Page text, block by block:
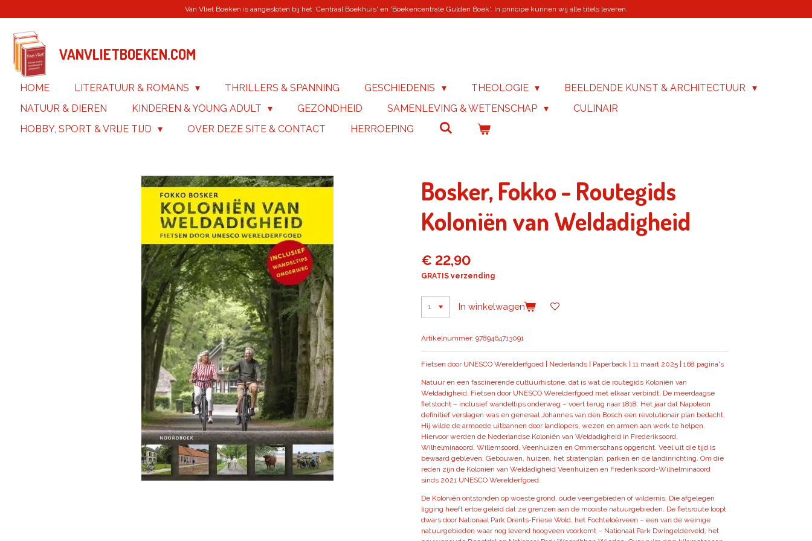
naar
hoofdinhoud
Van Vliet Boeken is aangesloten bij het 'Centraal Boekhuis' en 'Boekencentrale Gulden Boek'. In principe kunnen wij alle titels leveren.
VANVLIETBOEKEN.COM
HOME LITERATUUR & ROMANS THRILLERS & SPANNING GESCHIEDENIS THEOLOGIE
BEELDENDE KUNST & ARCHITECTUUR
NATUUR & DIEREN
KINDEREN & YOUNG ADULT GEZONDHEID SAMENLEVING & WETENSCHAP
CULINAIR
HOBBY, SPORT & VRIJE TIJD
OVER DEZE SITE & CONTACT HERROEPING
Bosker, Fokko - Routegids
Koloniën van Weldadigheid
€ 22,90
GRATIS verzending
In winkelwagen
Artikelnummer: 9789464713091
Fietsen door UNESCO Werelderfgoed | Nederlands | Paperback | 11 maart 2025 | 168 pagina's
Natuur en een fascinerende cultuurhistorie, dat is wat de routegids Koloniën van
Weldadigheid, Fietsen door UNESCO Werelderfgoed met elkaar verbindt. De meerdaagse
fietstocht – inclusief wandeltips onderweg – voert terug naar 1818. Het jaar dat Napoleon
definitief verslagen was en generaal Johannes van den Bosch een revolutionair plan bedacht.
Hij wilde de armoede uitbannen door landlopers, wezen en armen aan werk te helpen.
Hiervoor werden de Nederlandse Koloniën van Weldadigheid in Frederiksoord,
Wilhelminaoord, Willemsoord, Veenhuizen en Ommerschans opgericht. Veel uit die tijd is
bewaard gebleven. Gebouwen, huizen, het stratenplan, parken en de landinrichting. Om die
reden zijn de Koloniën van Weldadigheid Veenhuizen en Frederiksoord-Wilhelminaoord
sinds 2021 UNESCO Werelderfgoed.
De Koloniën ontstonden op woeste grond, oude veengebieden of wildernis. Die afgelegen
ligging heeft ertoe geleid dat ze grenzen aan de mooiste natuurgebieden. De fietsroute loopt
dwars door Nationaal Park Drents-Friese Wold, het Fochteloërveen – een van de weinige
natuurgebieden waar nog levend hoogveen voorkomt – Nationaal Park Dwingelderveld, het